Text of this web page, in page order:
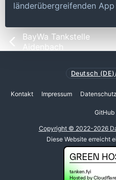
länderübergreifenden App
BayWa Tankstelle
Aidenbach
Deutsch (DE)
Kontakt Impressum Datenschutz
GitHub
Copyright © 2022-2026
Diese Website erreicht